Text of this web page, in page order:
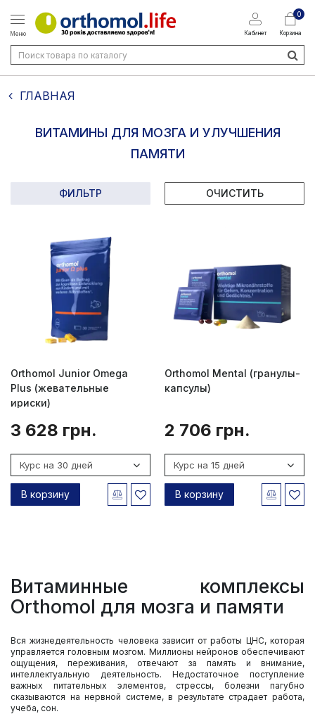
Меню Кабинет
0
Корзина
ГЛАВНАЯ
ВИТАМИНЫ ДЛЯ МОЗГА И УЛУЧШЕНИЯ
ПАМЯТИ
ФИЛЬТР ОЧИСТИТЬ
Orthomol Junior Omega
Plus (жевательные
ириски)
3 628 грн.
В корзину
Orthomol Mental (гранулы-
капсулы)
2 706 грн.
В корзину
Витаминные комплексы
Orthomol для мозга и памяти
Вся жизнедеятельность человека зависит от работы ЦНС, которая
управляется головным мозгом. Миллионы нейронов обеспечивают
ощущения, переживания, отвечают за память и внимание,
интеллектуальную деятельность. Недостаточное поступление
важных питательных элементов, стрессы, болезни пагубно
сказываются на нервной системе, в результате страдает работа,
учеба, сон.